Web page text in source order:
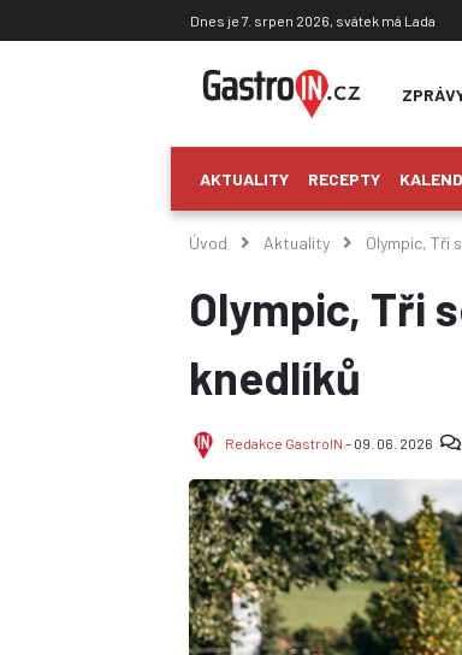
Dnes je 7. srpen 2026, svátek má Lada
AKTUALITY RECEPTY
Úvod Aktuality Olympic, Tři
Olympic, Tři
knedlíků
Redakce GastroIN - 09. 06. 2026